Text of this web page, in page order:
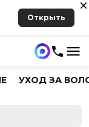
Открыть
УХОД ЗА